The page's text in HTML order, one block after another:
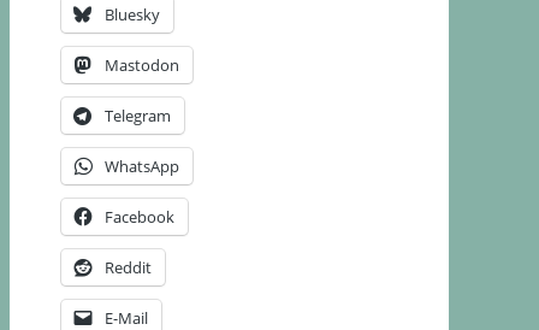
Bluesky
Mastodon
Telegram
WhatsApp
Facebook
Reddit
E-Mail